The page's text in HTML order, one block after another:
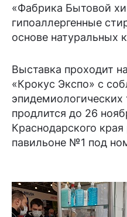
«Фабрика Бытовой
гипоаллергенные
основе натуральных
Выставка проходит
«Крокус Экспо» с
эпидемиологических
продлится до 26
Краснодарского
павильоне №1 под